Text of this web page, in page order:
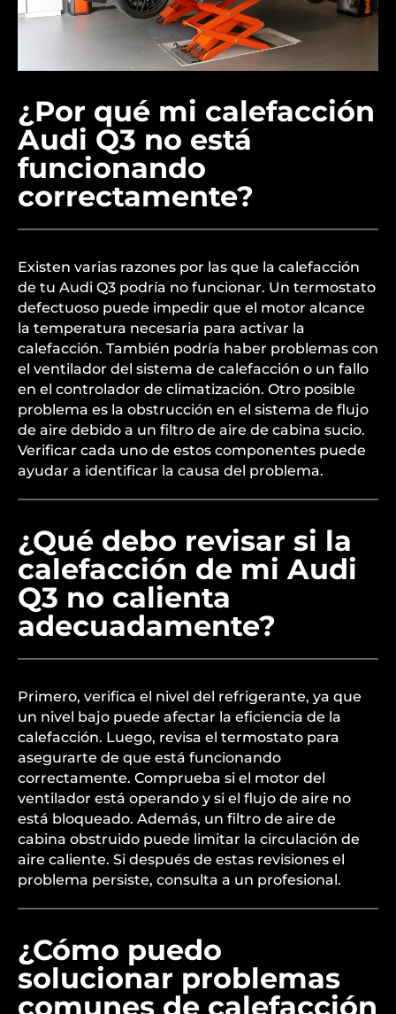
¿Por qué mi calefacción
Audi Q3 no está
funcionando
correctamente?
Existen varias razones por las que la calefacción
de tu Audi Q3 podría no funcionar. Un termostato
defectuoso puede impedir que el motor alcance
la temperatura necesaria para activar la
calefacción. También podría haber problemas con
el ventilador del sistema de calefacción o un fallo
en el controlador de climatización. Otro posible
problema es la obstrucción en el sistema de flujo
de aire debido a un filtro de aire de cabina sucio.
Verificar cada uno de estos componentes puede
ayudar a identificar la causa del problema.
¿Qué debo revisar si la
calefacción de mi Audi
Q3 no calienta
adecuadamente?
Primero, verifica el nivel del refrigerante, ya que
un nivel bajo puede afectar la eficiencia de la
calefacción. Luego, revisa el termostato para
asegurarte de que está funcionando
correctamente. Comprueba si el motor del
ventilador está operando y si el flujo de aire no
está bloqueado. Además, un filtro de aire de
cabina obstruido puede limitar la circulación de
aire caliente. Si después de estas revisiones el
problema persiste, consulta a un profesional.
¿Cómo puedo
solucionar problemas
comunes de calefacción